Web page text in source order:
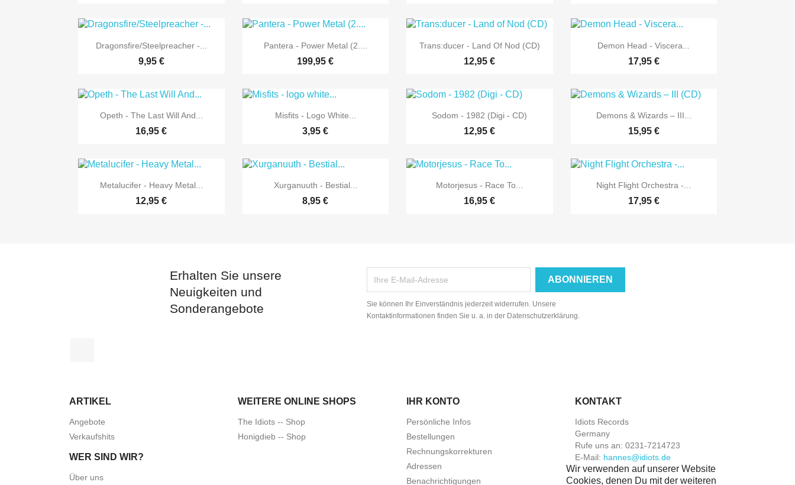
 Vorschau
Dragonsfire/Steelpreacher -...
9,95 €
 Vorschau
Pantera - Power Metal (2....
199,95 €
 Vorschau
Trans:ducer - Land Of Nod (CD)
12,95 €
 Vorschau
Demon Head - Viscera...
17,95 €
 Vorschau
Opeth - The Last Will And...
16,95 €
 Vorschau
Misfits - Logo White...
3,95 €
 Vorschau
Sodom - 1982 (Digi - CD)
12,95 €
 Vorschau
Demons & Wizards – III...
15,95 €
 Vorschau
Metalucifer - Heavy Metal...
12,95 €
 Vorschau
Xurganuuth - Bestial...
8,95 €
 Vorschau
Motorjesus - Race To...
16,95 €
 Vorschau
Night Flight Orchestra -...
17,95 €
Erhalten Sie unsere
Neuigkeiten und
Sonderangebote
Sie können Ihr Einverständnis jederzeit widerrufen. Unsere
Kontaktinformationen finden Sie u. a. in der Datenschutzerklärung.
ARTIKEL
Angebote
Verkaufshits
WEITERE ONLINE SHOPS
The Idiots -- Shop
Honigdieb -- Shop
WER SIND WIR?
Über uns
IHR KONTO
Persönliche Infos
Bestellungen
Rechnungskorrekturen
Adressen
Benachrichtigungen
KONTAKT
Idiots Records
Germany
Rufe uns an: 0231-7214723
E-Mail: hannes@idiots.de
Wir verwenden auf unserer Website
Cookies, denen Du mit der weiteren